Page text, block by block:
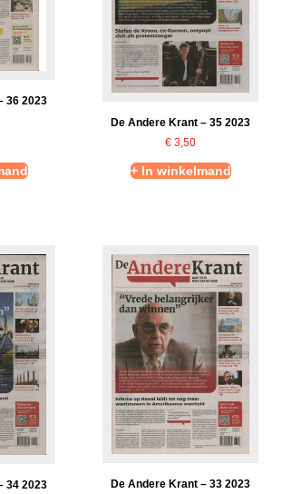
36 2023
De Andere Krant – 35 2023
€ 3,50
+ In winkelmand
34 2023
De Andere Krant – 33 2023